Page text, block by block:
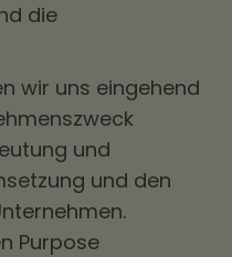
die
wir uns eingehend
und
und den
Purpose